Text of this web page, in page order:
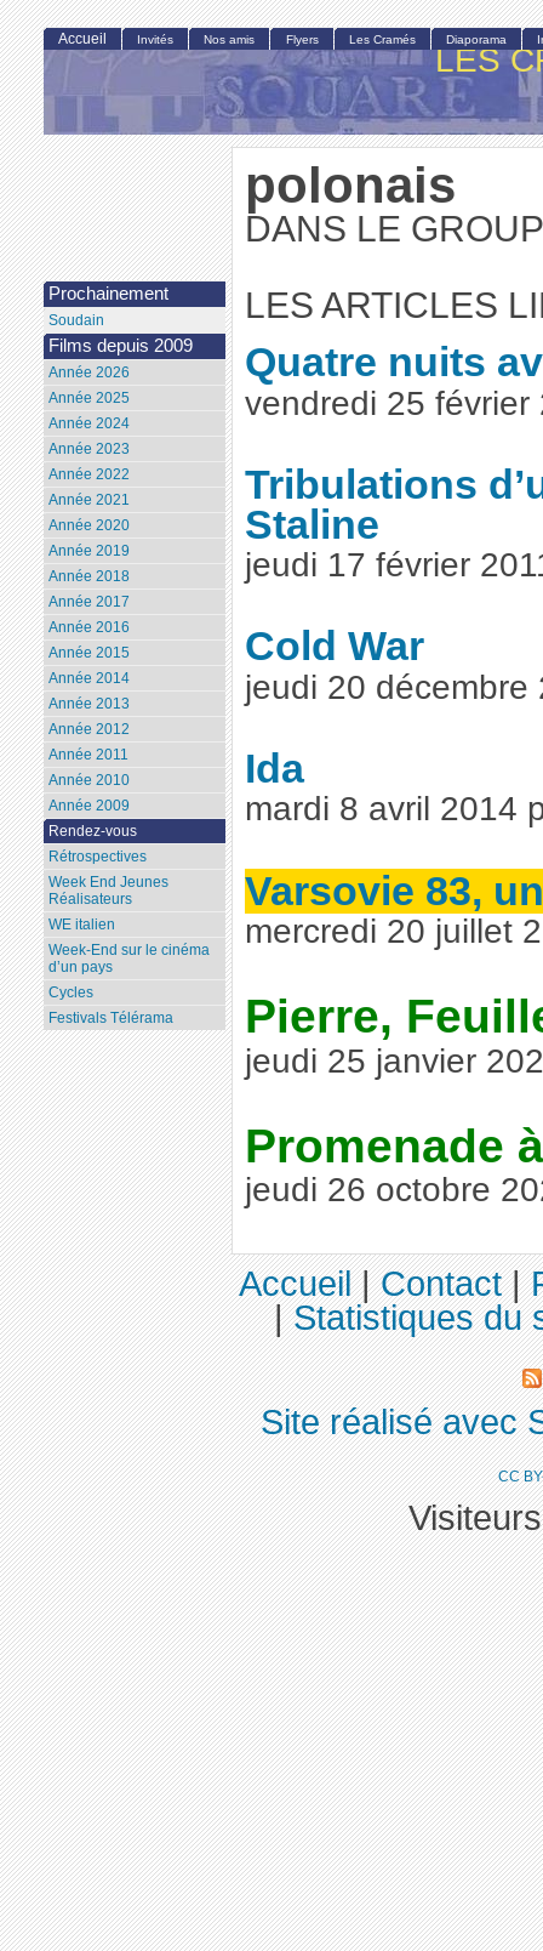
LES
polonais
DANS LE
LES ARTICLES
Quatre nuits
vendredi 25 février
Tribulations
Staline
jeudi 17 février
Cold War
jeudi 20 décembre
Ida
mardi 8 avril 2014
Varsovie 83,
mercredi 20 juillet
Pierre,
jeudi 25 janvier
Promenade
jeudi 26 octobre
Accueil Invités Nos amis Flyers Les Cramés Diaporama
Prochainement
Soudain
Films depuis 2009
Année 2026
Année 2025
Année 2024
Année 2023
Année 2022
Année 2021
Année 2020
Année 2019
Année 2018
Année 2017
Année 2016
Année 2015
Année 2014
Année 2013
Année 2012
Année 2011
Année 2010
Année 2009
Rendez-vous
Rétrospectives
Week End Jeunes
Réalisateurs
WE italien
Week-End sur le cinéma
d’un pays
Cycles
Festivals Télérama
Accueil|Contact|
|Statistiques du
Site réalisé avec
CC